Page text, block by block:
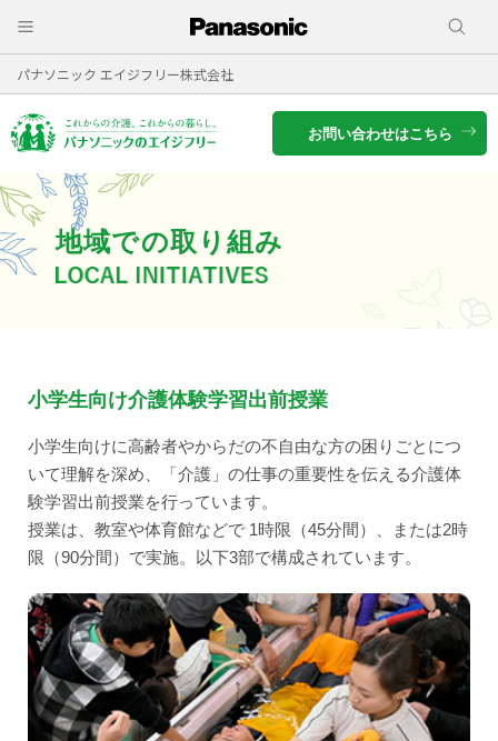
パナソニック エイジフリー株式会社
お問い合わせはこちら
地域での取り組み
小学生向け介護体験学習出前授業
小学生向けに高齢者やからだの不自由な方の困りごとにつ
いて理解を深め、「介護」の仕事の重要性を伝える介護体
験学習出前授業を行っています。
授業は、教室や体育館などで 1時限（45分間）、または2時
限（90分間）で実施。以下3部で構成されています。